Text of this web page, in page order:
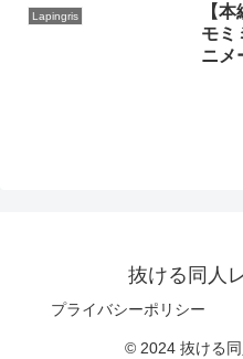
Lapingris
【
モミ
ニメ
抜ける同人
プライバシーポリシー
© 2024 抜ける